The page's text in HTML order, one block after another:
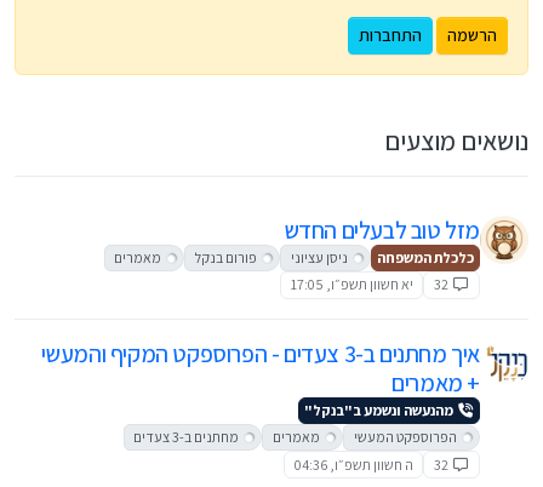
הרשמה התחברות
נושאים מוצעים
מזל טוב לבעלים החדש
כלכלת המשפחה ניסן עציוני פורום בנקל
מאמרים
32
יא חשוון תשפ״ו, 17:05
איך מחתנים ב-3 צעדים - הפרוספקט המקיף והמעשי
+ מאמרים
מהנעשה ונשמע ב"בנקל"
הפרוספקט המעשי
מאמרים
מחתנים ב-3 צעדים
32
ה חשוון תשפ״ו, 04:36